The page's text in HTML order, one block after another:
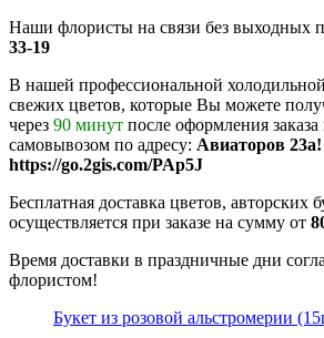
Наши флористы на связи без выходных
33-19
В нашей профессиональной
свежих цветов, которые Вы можете
через 90 минут после оформления заказа
самовывозом по адресу: Авиаторов 23а!
https://go.2gis.com/PAp5J
Бесплатная доставка цветов, авторских
осуществляется при заказе на сумму от
Время доставки в праздничные дни
флористом!
Букет из розовой альстромерии